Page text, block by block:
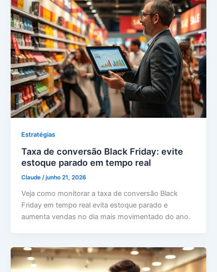
Estratégias
Taxa de conversão Black Friday: evite
estoque parado em tempo real
Claude/junho 21, 2026
Veja como monitorar a taxa de conversão Black
Friday em tempo real evita estoque parado e
aumenta vendas no dia mais movimentado do ano.